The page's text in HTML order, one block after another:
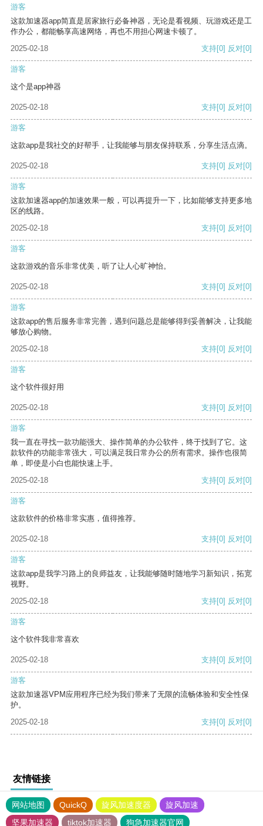
游客
这款加速器app简直是居家旅行必备神器，无论是看视频、玩游戏还是工
作办公，都能畅享高速网络，再也不用担心网速卡顿了。
2025-02-18
支持[0] 反对[0]
游客
这个是app神器
2025-02-18 支持[0] 反对[0]
游客
这款app是我社交的好帮手，让我能够与朋友保持联系，分享生活点滴。
2025-02-18 支持[0] 反对[0]
游客
这款加速器app的加速效果一般，可以再提升一下，比如能够支持更多地
区的线路。
2025-02-18
支持[0] 反对[0]
游客
这款游戏的音乐非常优美，听了让人心旷神怡。
2025-02-18 支持[0] 反对[0]
游客
这款app的售后服务非常完善，遇到问题总是能够得到妥善解决，让我能
够放心购物。
2025-02-18
支持[0] 反对[0]
游客
这个软件很好用
2025-02-18 支持[0] 反对[0]
游客
我一直在寻找一款功能强大、操作简单的办公软件，终于找到了它。这
款软件的功能非常强大，可以满足我日常办公的所有需求。操作也很简
单，即使是小白也能快速上手。
2025-02-18
支持[0] 反对[0]
游客
这款软件的价格非常实惠，值得推荐。
2025-02-18 支持[0] 反对[0]
游客
这款app是我学习路上的良师益友，让我能够随时随地学习新知识，拓宽
视野。
2025-02-18
支持[0] 反对[0]
游客
这个软件我非常喜欢
2025-02-18 支持[0] 反对[0]
游客
这款加速器VPM应用程序已经为我们带来了无限的流畅体验和安全性保
护。
2025-02-18
支持[0] 反对[0]
友情链接
网站地图 QuickQ 旋风加速度器
旋风加速
坚果加速器
tiktok加速器 狗急加速器官网